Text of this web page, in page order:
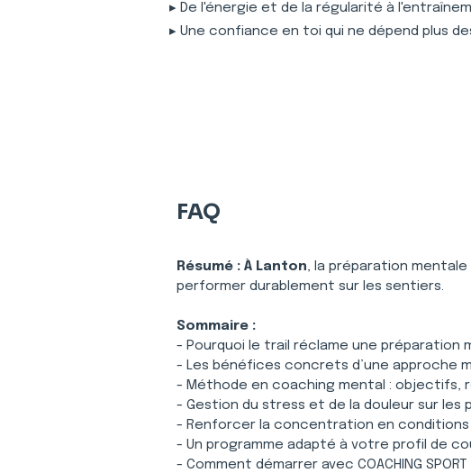
▸ De l'énergie et de la régularité à
▸ Une confiance en toi qui ne dépend plus
FAQ
Résumé : À Lanton, la préparation
performer durablement sur les sentiers.
Sommaire :
- Pourquoi le trail réclame une préparation
- Les bénéfices concrets d’une approche
- Méthode en coaching mental : objectifs,
- Gestion du stress et de la douleur sur les
- Renforcer la concentration en conditions
- Un programme adapté à votre profil de
- Comment démarrer avec COACHING SPORT